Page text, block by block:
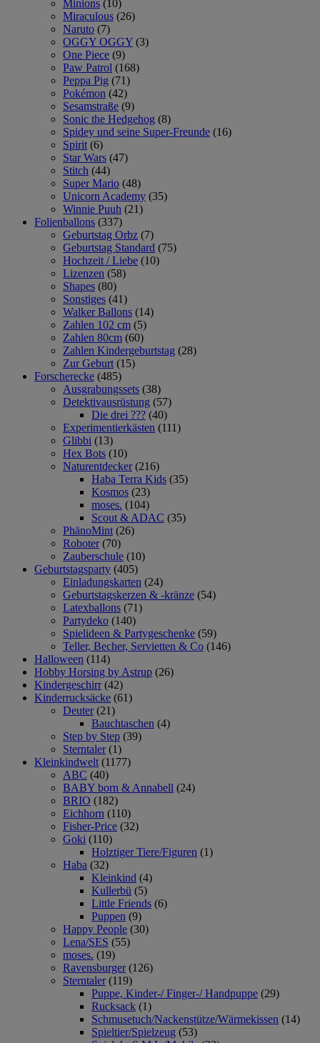
Minions (10)
Miraculous (26)
Naruto (7)
OGGY OGGY (3)
One Piece (9)
Paw Patrol (168)
Peppa Pig (71)
Pokémon (42)
Sesamstraße (9)
Sonic the Hedgehog (8)
Spidey und seine Super-Freunde (16)
Spirit (6)
Star Wars (47)
Stitch (44)
Super Mario (48)
Unicorn Academy (35)
Winnie Puuh (21)
Folienballons (337)
Geburtstag Orbz (7)
Geburtstag Standard (75)
Hochzeit / Liebe (10)
Lizenzen (58)
Shapes (80)
Sonstiges (41)
Walker Ballons (14)
Zahlen 102 cm (5)
Zahlen 80cm (60)
Zahlen Kindergeburtstag (28)
Zur Geburt (15)
Forscherecke (485)
Ausgrabungssets (38)
Detektivausrüstung (57)
Die drei ??? (40)
Experimentierkästen (111)
Glibbi (13)
Hex Bots (10)
Naturentdecker (216)
Haba Terra Kids (35)
Kosmos (23)
moses. (104)
Scout & ADAC (35)
PhänoMint (26)
Roboter (70)
Zauberschule (10)
Geburtstagsparty (405)
Einladungskarten (24)
Geburtstagskerzen & -kränze (54)
Latexballons (71)
Partydeko (140)
Spielideen & Partygeschenke (59)
Teller, Becher, Servietten & Co (146)
Halloween (114)
Hobby Horsing by Astrup (26)
Kindergeschirr (42)
Kinderrucksäcke (61)
Deuter (21)
Bauchtaschen (4)
Step by Step (39)
Sterntaler (1)
Kleinkindwelt (1177)
ABC (40)
BABY born & Annabell (24)
BRIO (182)
Eichhorn (110)
Fisher-Price (32)
Goki (110)
Holztiger Tiere/Figuren (1)
Haba (32)
Kleinkind (4)
Kullerbü (5)
Little Friends (6)
Puppen (9)
Happy People (30)
Lena/SES (55)
moses. (19)
Ravensburger (126)
Sterntaler (119)
Puppe, Kinder-/ Finger-/ Handpuppe (29)
Rucksack (1)
Schmusetuch/Nackenstütze/Wärmekissen (14)
Spieltier/Spielzeug (53)